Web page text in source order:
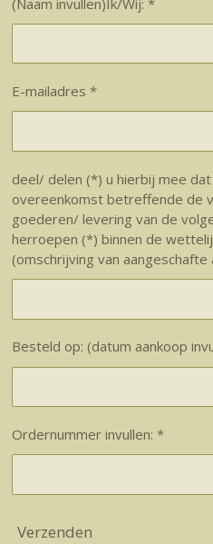
E-mailadres *
deel/ delen (*) u hierbij mee
overeenkomst betreffende de
goederen/ levering van de
herroepen (*) binnen de
(omschrijving van
Besteld op: (datum aankoop
Ordernummer invullen: *
Verzenden